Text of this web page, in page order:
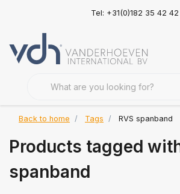
Tel: +31(0)182 35 42 42
Back to home Tags RVS spanband
Products tagged
spanband